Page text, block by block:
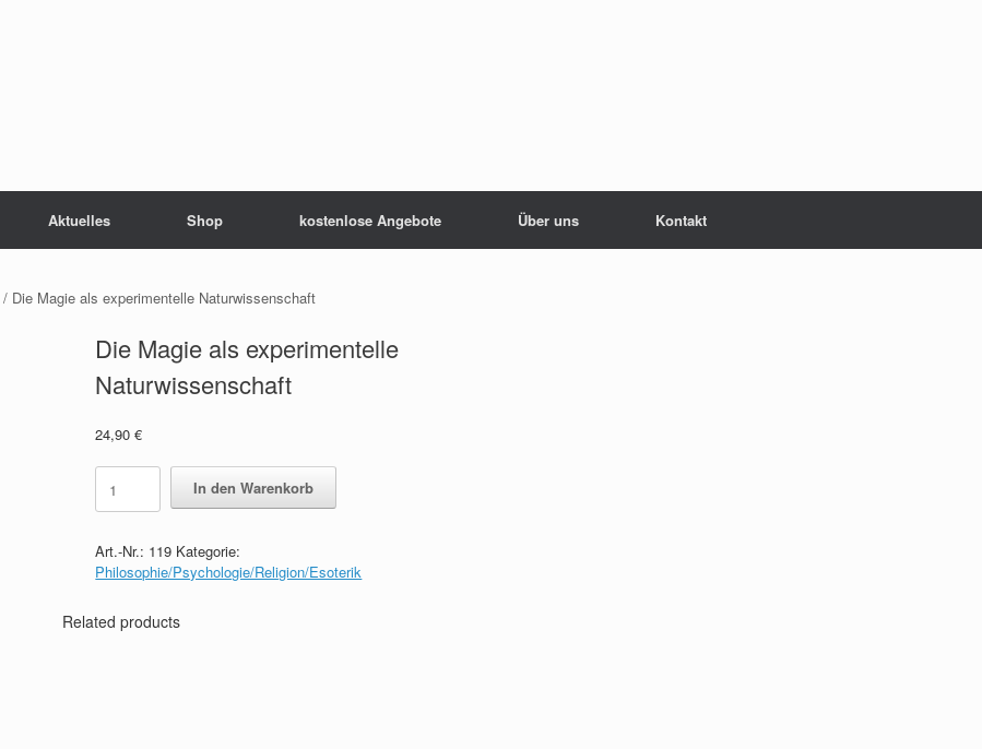
Aktuelles Shop kostenlose Angebote Über uns Kontakt
/ Die Magie als experimentelle Naturwissenschaft
Die Magie als experimentelle
Naturwissenschaft
24,90€
Die
Magie
als
Naturwissenschaft
quantity
In den Warenkorb
Art.-Nr.: 119 Kategorie:
Philosophie/Psychologie/Religion/Esoterik
Related products